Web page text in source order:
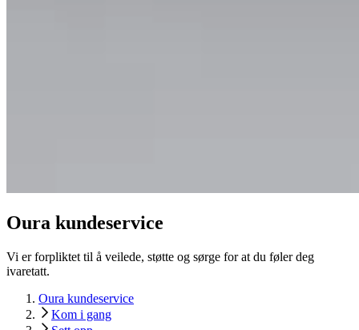
Oura kundeservice
Vi er forpliktet til å veilede, støtte og sørge for at du føler deg
ivaretatt.
Oura kundeservice
Kom i gang